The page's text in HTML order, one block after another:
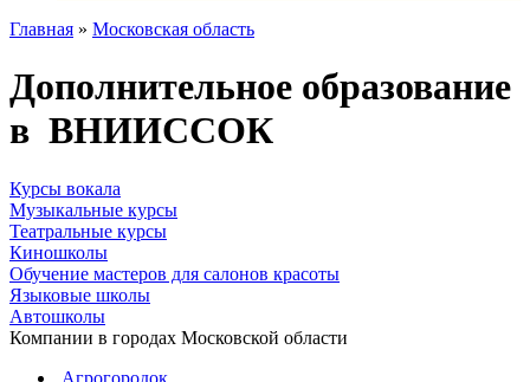
Главная » Московская область
Дополнительное образование
в ВНИИССОК
Курсы вокала
Музыкальные курсы
Театральные курсы
Киношколы
Обучение мастеров для салонов красоты
Языковые школы
Автошколы
Компании в городах Московской области
Агрогородок